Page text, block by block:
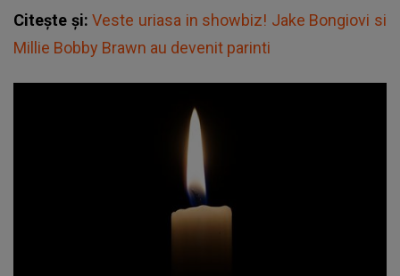
Citește și:Veste uriasa in showbiz! Jake Bongiovi si
Millie Bobby Brawn au devenit parinti